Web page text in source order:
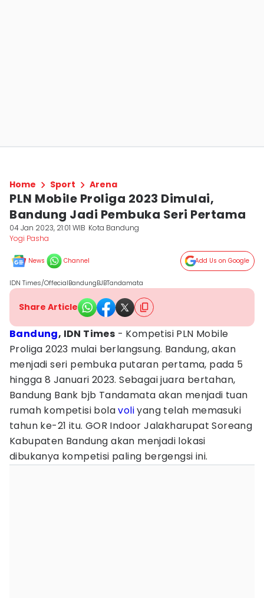
Home Sport Arena
PLN Mobile Proliga 2023 Dimulai,
Bandung Jadi Pembuka Seri Pertama
04 Jan 2023, 21:01 WIB Kota Bandung
Yogi Pasha
News Channel Add Us on Google
IDN Times/OffecialBandungBJBTandamata
Share Article
Bandung, IDN Times - Kompetisi PLN Mobile
Proliga 2023 mulai berlangsung. Bandung, akan
menjadi seri pembuka putaran pertama, pada 5
hingga 8 Januari 2023. Sebagai juara bertahan,
Bandung Bank bjb Tandamata akan menjadi tuan
rumah kompetisi bolavoliyang telah memasuki
tahun ke-21 itu. GOR Indoor Jalakharupat Soreang
Kabupaten Bandung akan menjadi lokasi
dibukanya kompetisi paling bergengsi ini.